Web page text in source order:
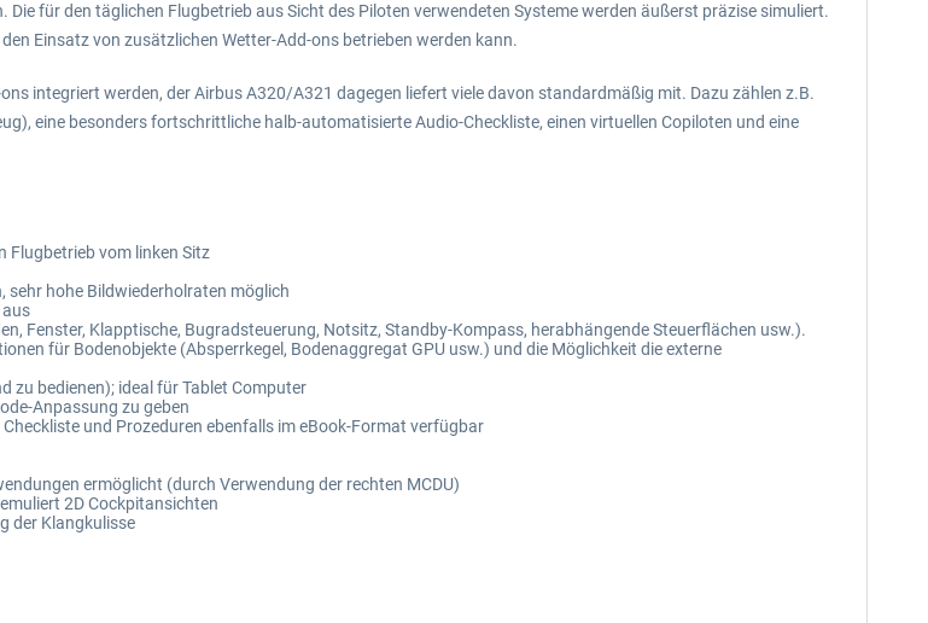
für den täglichen Flugbetrieb aus Sicht des Piloten verwendeten Systeme werden äußerst präzise simuliert.
Einsatz von zusätzlichen Wetter-Add-ons betrieben werden kann.
integriert werden, der Airbus A320/A321 dagegen liefert viele davon standardmäßig mit. Dazu zählen z.B.
eine besonders fortschrittliche halb-automatisierte Audio-Checkliste, einen virtuellen Copiloten und eine
Flugbetrieb vom linken Sitz
sehr hohe Bildwiederholraten möglich
aus
Fenster, Klapptische, Bugradsteuerung, Notsitz, Standby-Kompass, herabhängende Steuerflächen usw.).
für Bodenobjekte (Absperrkegel, Bodenaggregat GPU usw.) und die Möglichkeit die externe
zu bedienen); ideal für Tablet Computer
Anpassung zu geben
und Prozeduren ebenfalls im eBook-Format verfügbar
ermöglicht (durch Verwendung der rechten MCDU)
2D Cockpitansichten
der Klangkulisse